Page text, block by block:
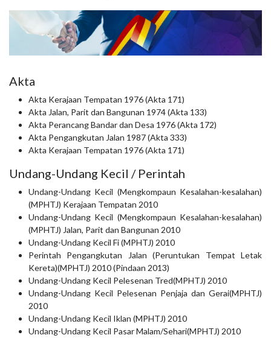
Akta
Akta Kerajaan Tempatan 1976 (Akta 171)
Akta Jalan, Parit dan Bangunan 1974 (Akta 133)
Akta Perancang Bandar dan Desa 1976 (Akta 172)
Akta Pengangkutan Jalan 1987 (Akta 333)
Akta Kerajaan Tempatan 1976 (Akta 171)
Undang-Undang Kecil / Perintah
Undang-Undang Kecil (Mengkompaun Kesalahan-kesalahan)
(MPHTJ) Kerajaan Tempatan 2010
Undang-Undang Kecil (Mengkompaun Kesalahan-kesalahan)
(MPHTJ) Jalan, Parit dan Bangunan 2010
Undang-Undang Kecil Fi (MPHTJ) 2010
Perintah Pengangkutan Jalan (Peruntukan Tempat Letak
Kereta)(MPHTJ) 2010 (Pindaan 2013)
Undang-Undang Kecil Pelesenan Tred(MPHTJ) 2010
Undang-Undang Kecil Pelesenan Penjaja dan Gerai(MPHTJ)
2010
Undang-Undang Kecil Iklan (MPHTJ) 2010
Undang-Undang Kecil Pasar Malam/Sehari(MPHTJ) 2010